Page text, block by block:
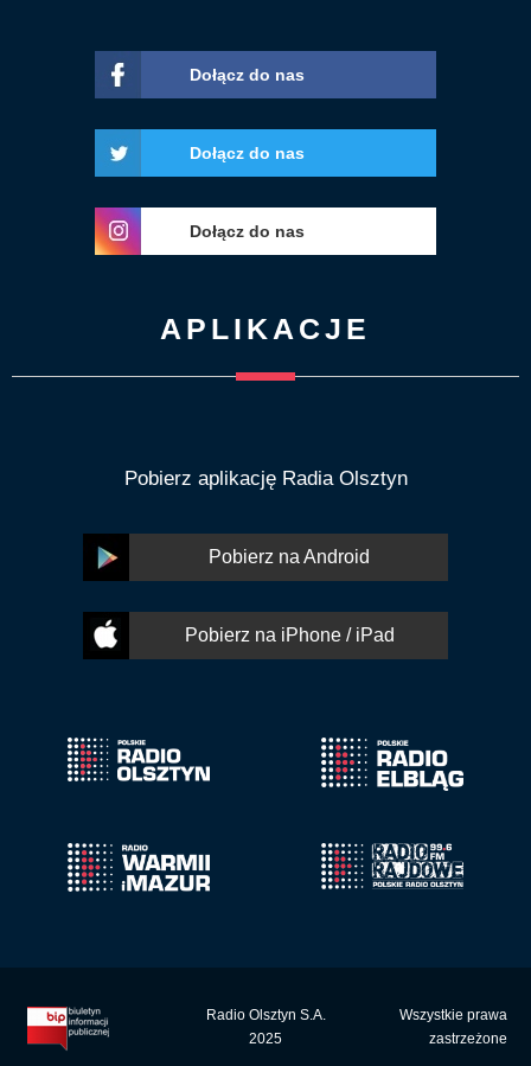
Dołącz do nas
Dołącz do nas
Dołącz do nas
APLIKACJE
Pobierz aplikację Radia Olsztyn
Pobierz na Android
Pobierz na iPhone / iPad
Radio Olsztyn S.A.
2025
Wszystkie prawa
zastrzeżone